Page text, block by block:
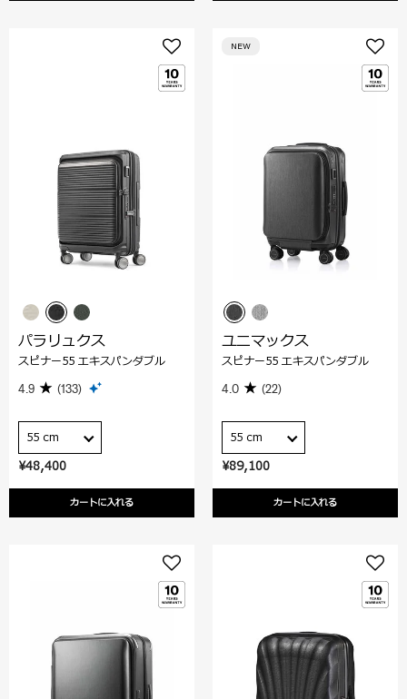
¥48,400
カートに入れる
パラリュクス
スピナー55 エキスパンダブル
4.9 (133)
55 cm
¥89,100
カートに入れる
NEW
ユニマックス
スピナー55 エキスパンダブル
4.0 (22)
55 cm